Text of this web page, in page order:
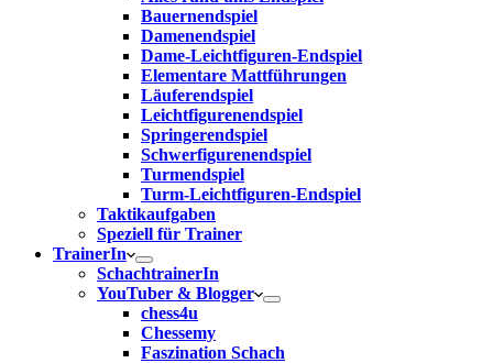
Bauernendspiel
Damenendspiel
Dame-Leichtfiguren-Endspiel
Elementare Mattführungen
Läuferendspiel
Leichtfigurenendspiel
Springerendspiel
Schwerfigurenendspiel
Turmendspiel
Turm-Leichtfiguren-Endspiel
Taktikaufgaben
Speziell für Trainer
TrainerIn
SchachtrainerIn
YouTuber & Blogger
chess4u
Chessemy
Faszination Schach